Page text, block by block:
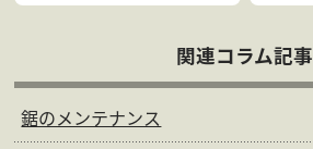
関連コラム記事
鋸のメンテナンス